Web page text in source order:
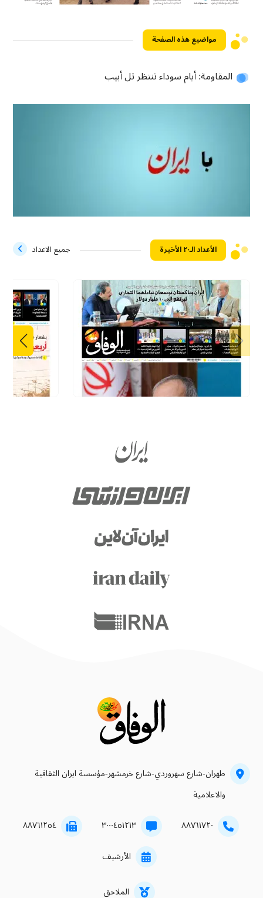
مواضيع هذه الصفحة
المقاومة: أيام سوداء تنتظر تل أبيب
الأعداد الـ۲۰ الأخيرة جميع الاعداد
طهران-شارع سهروردي-شارع خرمشهر-مؤسسة ايران الثقافية
والاعلامية
۸۸۷٦۱۷۲۰ ۳۰۰۰٤٥۱۲۱۳ ۸۸۷٦۱۲٥٤
الأرشيف
الملاحق